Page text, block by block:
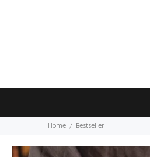
Home Bestseller